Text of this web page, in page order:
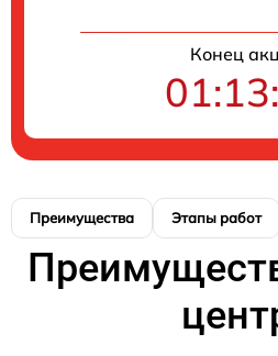
Конец
Преимущества Этапы работ